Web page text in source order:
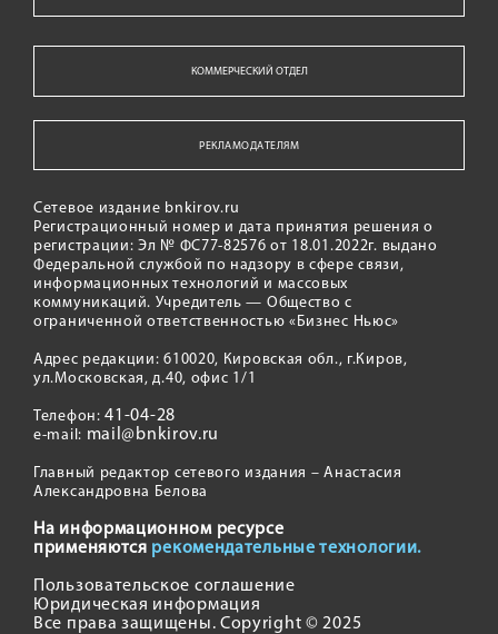
КОММЕРЧЕСКИЙ ОТДЕЛ
РЕКЛАМОДАТЕЛЯМ
Сетевое издание bnkirov.ru
Регистрационный номер и дата принятия решения о
регистрации: Эл № ФС77-82576 от 18.01.2022г. выдано
Федеральной службой по надзору в сфере связи,
информационных технологий и массовых
коммуникаций. Учредитель — Общество с
ограниченной ответственностью «Бизнес Ньюс»
Адрес редакции: 610020, Кировская обл., г.Киров,
ул.Московская, д.40, офис 1/1
Телефон:41-04-28
e-mail: mail@bnkirov.ru
Главный редактор сетевого издания – Анастасия
Александровна Белова
На информационном ресурсе
применяются рекомендательные технологии.
Пользовательское соглашение
Юридическая информация
Все права защищены. Copyright © 2025